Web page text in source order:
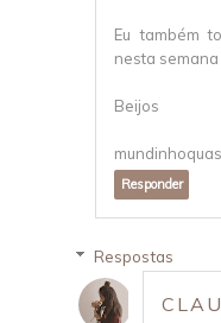
Eu também
nesta semana .
Beijos
Responder
Respostas